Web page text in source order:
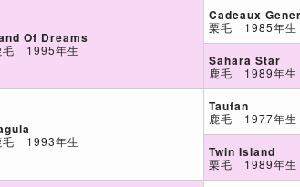
Of Dreams
毛 1995年生
毛 1993年生
Cadeaux
栗毛 1985年生
Sahara Star
鹿毛 1989年生
Taufan
鹿毛 1977年生
Twin Island
栗毛 1989年生